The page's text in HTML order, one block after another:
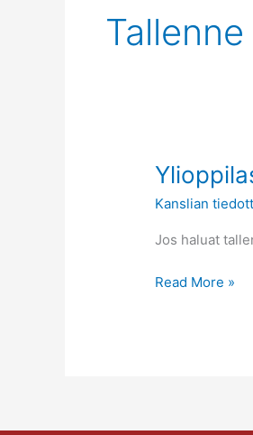
Tallenne
Kanslian
Jos haluat
tallenne
ja
kuvat
Read More »